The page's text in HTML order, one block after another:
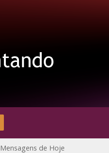
Mensagens de Hoje